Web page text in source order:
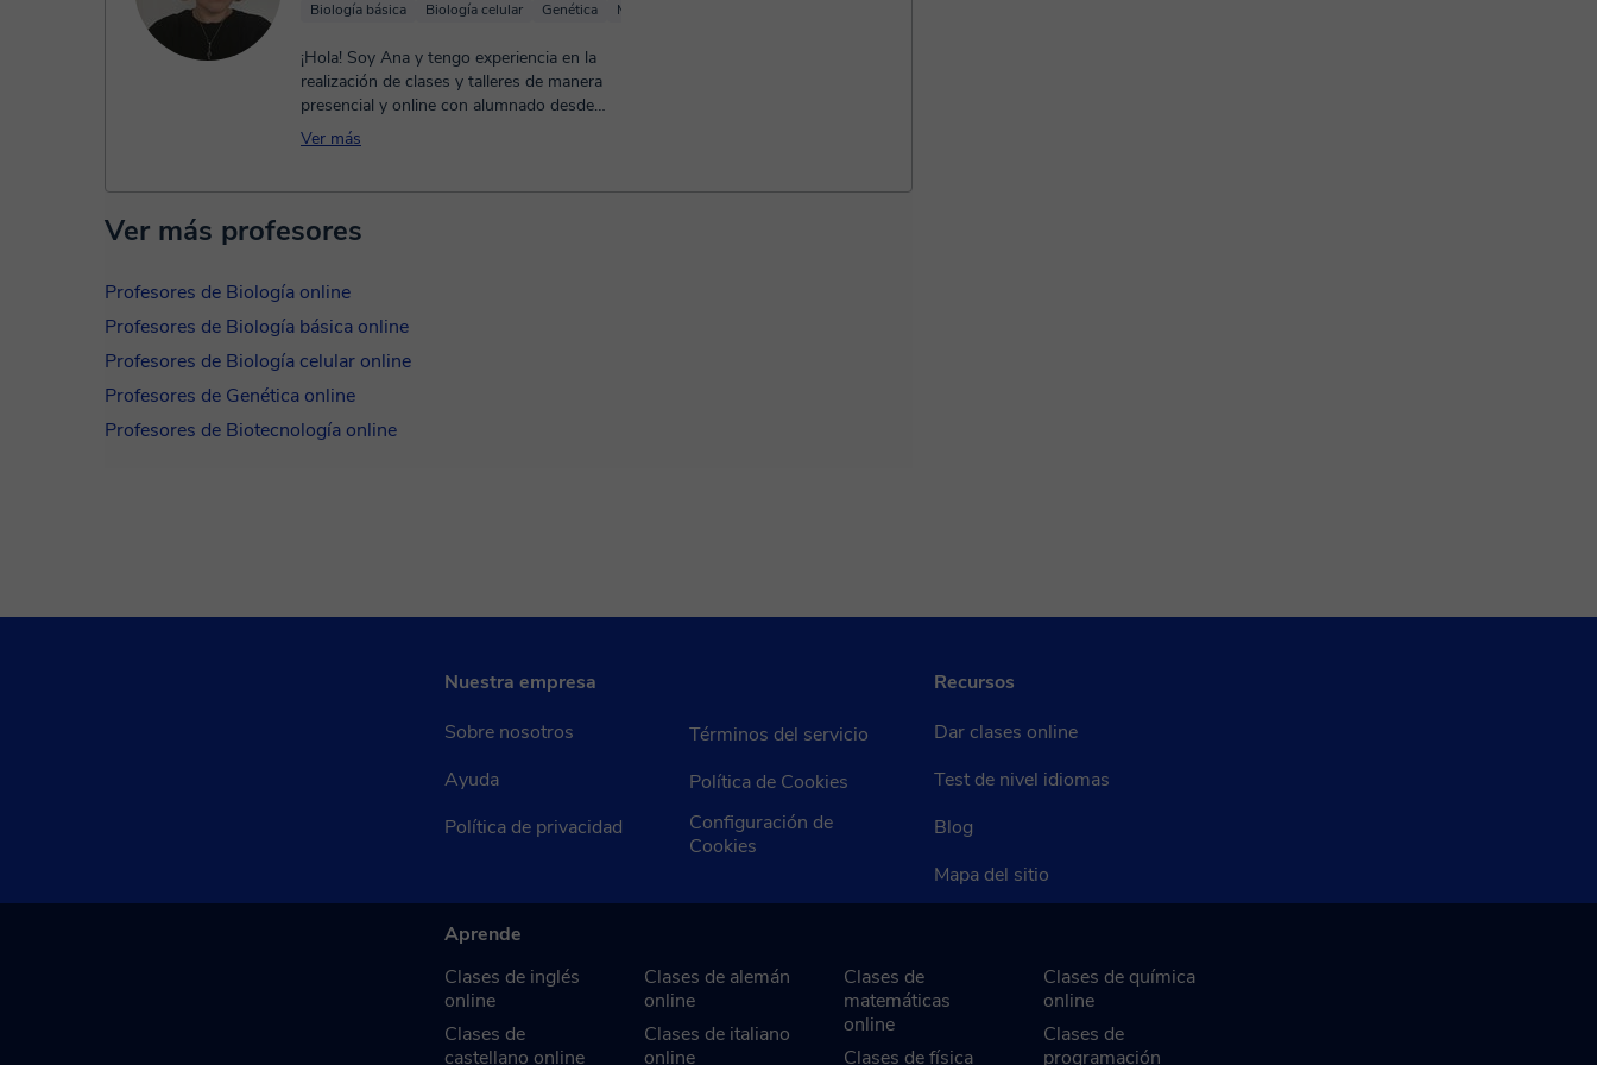
Biología básica Biología celular Genética Microbiología
¡Hola! Soy Ana y tengo experiencia en la
realización de clases y talleres de manera
presencial y online con alumnado desde
Educación Infantil hasta Gr...
Ver más
Ver más profesores
Profesores de Biología online
Profesores de Biología básica online
Profesores de Biología celular online
Profesores de Genética online
Profesores de Biotecnología online
Nuestra empresa
Sobre nosotros
Ayuda
Política de privacidad
Términos del servicio
Política de Cookies
Configuración de
Cookies
Recursos
Dar clases online
Test de nivel idiomas
Blog
Mapa del sitio
Aprende
Clases de inglés
online
Clases de
castellano online
Clases de alemán
online
Clases de italiano
online
Clases de
matemáticas
online
Clases de física
Clases de química
online
Clases de
programación